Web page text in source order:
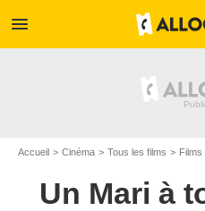
menu
Accueil Cinéma Tous les films Films
Un Mari à